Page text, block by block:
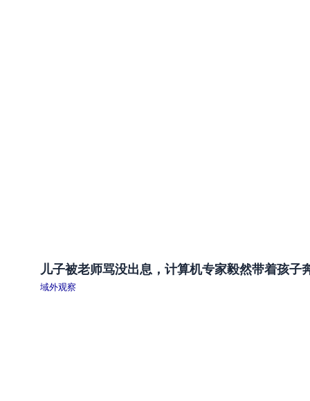
儿子被老师骂没出息，计算机专家毅然带着孩子
域外观察